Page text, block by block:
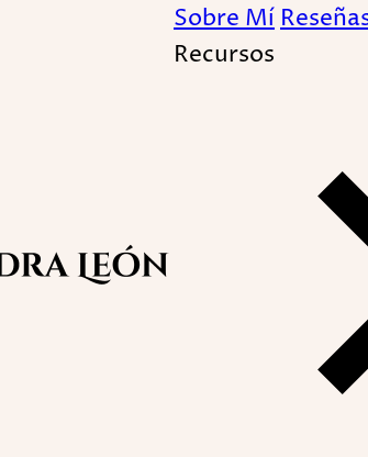
Sobre Mí
Recursos